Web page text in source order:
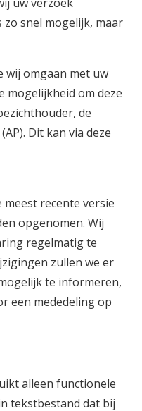
snel mogelijk, maar
wij omgaan met uw
mogelijkheid om deze
de
Dit kan via deze
meest recente versie
opgenomen. Wij
regelmatig te
zullen we er
te informeren,
een mededeling op
alleen functionele
tekstbestand dat bij